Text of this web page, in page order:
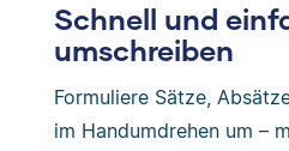
Schnell und
umschreiben
Formuliere Sätze,
im Handumdrehen um –